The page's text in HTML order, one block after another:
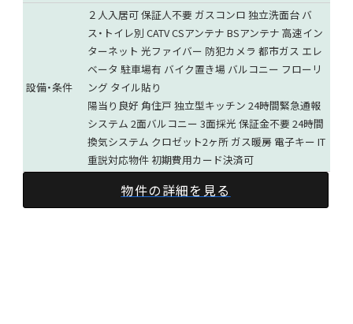
設備・条件
２人入居可保証人不要 ガスコンロ 独立洗面台 バ
ス・トイレ別 CATVCSアンテナ BSアンテナ 高速イン
ターネット 光ファイバー 防犯カメラ 都市ガス エレ
ベータ 駐車場有 バイク置き場 バルコニー フローリ
ング タイル貼り
陽当り良好 角住戸 独立型キッチン 24時間緊急通報
システム 2面バルコニー 3面採光 保証金不要 24時間
換気システム クロゼット2ヶ所 ガス暖房 電子キー IT
重説対応物件 初期費用カード決済可
物件の詳細を見る